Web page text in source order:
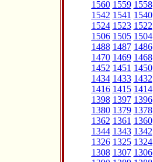
1560 1559 1558
1542 1541 1540
1524 1523 1522
1506 1505 1504
1488 1487 1486
1470 1469 1468
1452 1451 1450
1434 1433 1432
1416 1415 1414
1398 1397 1396
1380 1379 1378
1362 1361 1360
1344 1343 1342
1326 1325 1324
1308 1307 1306